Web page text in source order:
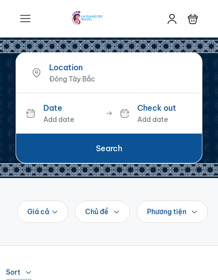
Location
Date
Add date
Check out
Add date
Search
Giá cả Chủ đề Phương tiện
Sort